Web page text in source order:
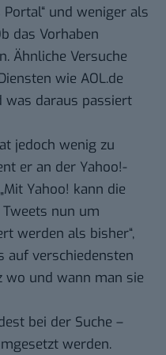
und weniger als
das Vorhaben
Ähnliche Versuche
wie AOL.de
was daraus passiert
jedoch wenig zu
er an der Yahoo!-
Yahoo! kann die
nun um
werden als bisher“,
auf verschiedensten
wo und wann man sie
bei der Suche –
werden.